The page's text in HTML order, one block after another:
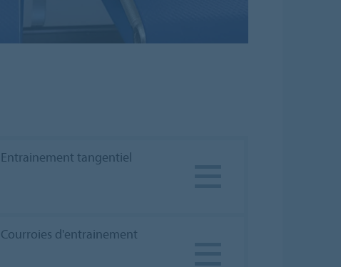
Entrainement tangentiel
Courroies d'entrainement